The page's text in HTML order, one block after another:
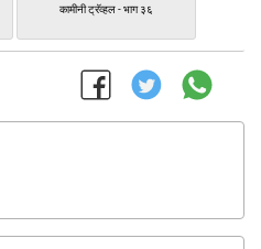
कामीनी ट्रॅव्हल - भाग ३६